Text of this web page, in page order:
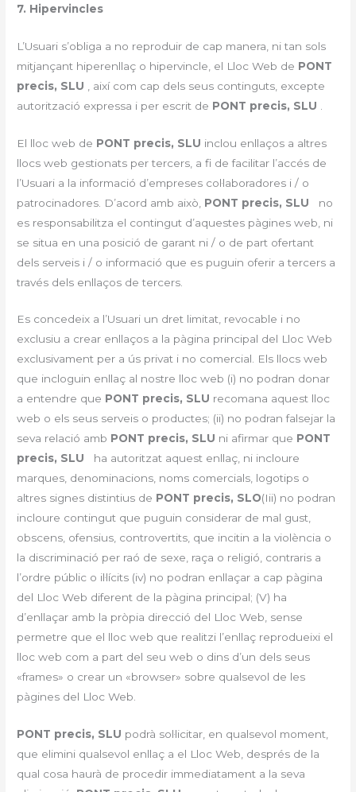
7. Hipervincles
L’Usuari s’obliga a no reproduir de cap manera, ni tan sols
mitjançant hiperenllaç o hipervincle, el Lloc Web de PONT
precis, SLU , així com cap dels seus continguts, excepte
autorització expressa i per escrit de PONT precis, SLU
El lloc web de PONT precis, SLU inclou enllaços a altres
llocs web gestionats per tercers, a fi de facilitar l’accés de
l’Usuari a la informació d’empreses col·laboradores i / o
patrocinadores. D’acord amb això, PONT precis, SLU no
es responsabilitza el contingut d’aquestes pàgines web, ni
se situa en una posició de garant ni / o de part ofertant
dels serveis i / o informació que es puguin oferir a tercers a
través dels enllaços de tercers.
Es concedeix a l’Usuari un dret limitat, revocable i no
exclusiu a crear enllaços a la pàgina principal del Lloc Web
exclusivament per a ús privat i no comercial. Els llocs web
que incloguin enllaç al nostre lloc web (i) no podran donar
a entendre que PONT precis, SLU recomana aquest lloc
web o els seus serveis o productes; (ii) no podran falsejar la
seva relació amb PONT precis, SLU ni afirmar que PONT
precis, SLU ha autoritzat aquest enllaç, ni incloure
marques, denominacions, noms comercials, logotips o
altres signes distintius de PONT precis, SLO(Iii) no podran
incloure contingut que puguin considerar de mal gust,
obscens, ofensius, controvertits, que incitin a la violència o
la discriminació per raó de sexe, raça o religió, contraris a
l’ordre públic o il·lícits (iv) no podran enllaçar a cap pàgina
del Lloc Web diferent de la pàgina principal; (V) ha
d’enllaçar amb la pròpia direcció del Lloc Web, sense
permetre que el lloc web que realitzi l’enllaç reprodueixi el
lloc web com a part del seu web o dins d’un dels seus
«frames» o crear un «browser» sobre qualsevol de les
pàgines del Lloc Web.
PONT precis, SLU podrà sol·licitar, en qualsevol moment,
que elimini qualsevol enllaç a el Lloc Web, després de la
qual cosa haurà de procedir immediatament a la seva